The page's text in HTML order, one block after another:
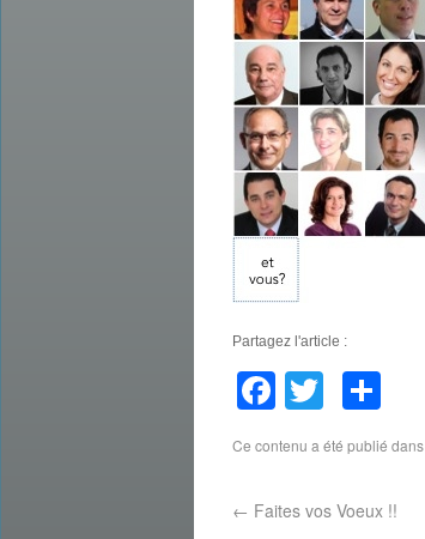
Partagez l'article :
Facebook
Twitter
Ce contenu a été publié dans
← Faites vos Voeux !!